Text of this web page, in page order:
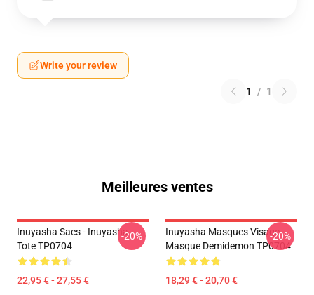
Write your review
1 / 1
Meilleures ventes
Inuyasha Sacs - Inuyasha
Tote TP0704
22,95 € - 27,55 €
-20%
Inuyasha Masques Visage -
Masque Demidemon TP0704
18,29 € - 20,70 €
-20%